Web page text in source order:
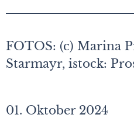
FOTOS: (c) Marina
Starmayr, istock:
01. Oktober 2024